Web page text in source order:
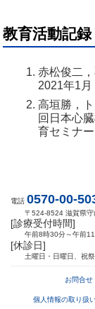
教育活動記録
赤松俊二
2021年1月
高垣勝，
回日本心
育セミナ
電話 0570-00-
〒524-8524 滋賀県
[診療受付時間]
午前8時30分～午前
[休診日]
土曜日・日曜日、祝
お問合せ
個人情報の取り扱